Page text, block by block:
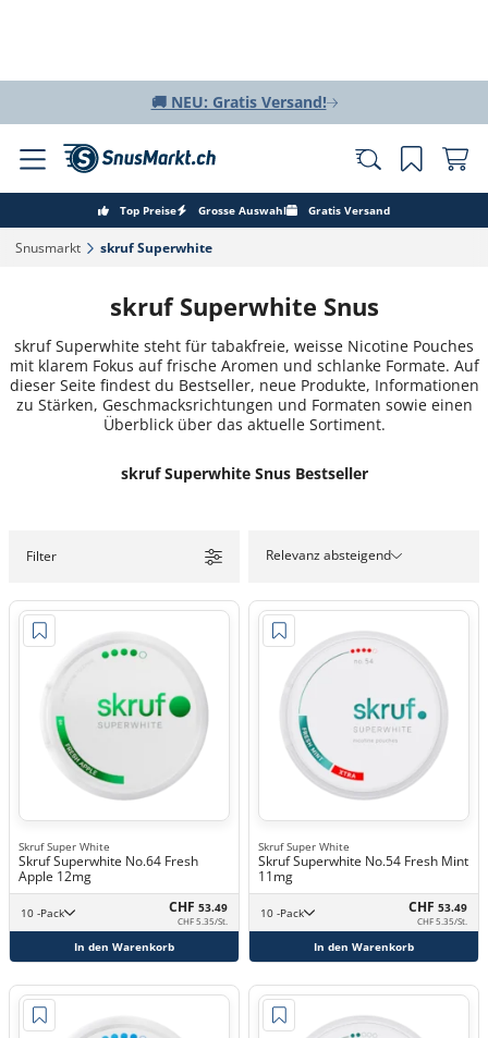
🚚 NEU: Gratis Versand!
Top Preise Grosse Auswahl Gratis Versand
Snusmarkt‎ skruf Superwhite‎
skruf Superwhite Snus
skruf Superwhite steht für tabakfreie, weisse Nicotine Pouches
mit klarem Fokus auf frische Aromen und schlanke Formate. Auf
dieser Seite findest du Bestseller, neue Produkte, Informationen
zu Stärken, Geschmacksrichtungen und Formaten sowie einen
Überblick über das aktuelle Sortiment.
skruf Superwhite Snus Bestseller
Filter Relevanz absteigend
Skruf Super White
Skruf Superwhite No.64 Fresh
Apple 12mg
10 -Pack CHF 53.49
CHF 5.35/St.
In den Warenkorb
Skruf Super White
Skruf Superwhite No.54 Fresh Mint
11mg
10 -Pack CHF 53.49
CHF 5.35/St.
In den Warenkorb